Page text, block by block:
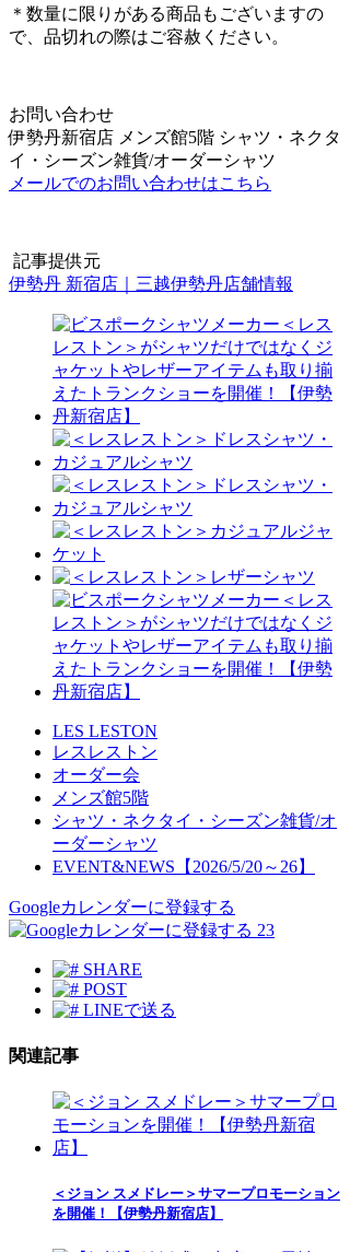
＊数量に限りがある商品もございますの
で、品切れの際はご容赦ください。
お問い合わせ
伊勢丹新宿店 メンズ館5階 シャツ・ネクタ
イ・シーズン雑貨/オーダーシャツ
メールでのお問い合わせはこちら
記事提供元
伊勢丹 新宿店｜三越伊勢丹店舗情報
LES LESTON
レスレストン
オーダー会
メンズ館5階
シャツ・ネクタイ・シーズン雑貨/オ
ーダーシャツ
EVENT&NEWS【2026/5/20～26】
Googleカレンダーに登録する
23
SHARE
POST
LINEで送る
関連記事
＜ジョン スメドレー＞サマープロモーション
を開催！【伊勢丹新宿店】